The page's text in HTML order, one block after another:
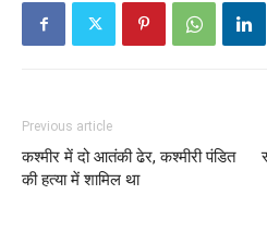
Previous article
कश्मीर में दो आतंकी ढेर, कश्मीरी पंडित
की हत्या में शामिल था